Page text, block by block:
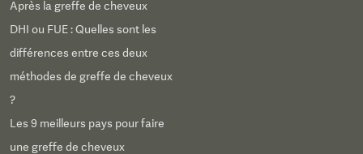
Après la greffe de cheveux
DHI ou FUE : Quelles sont les
différences entre ces deux
méthodes de greffe de cheveux
?
Les 9 meilleurs pays pour faire
une greffe de cheveux